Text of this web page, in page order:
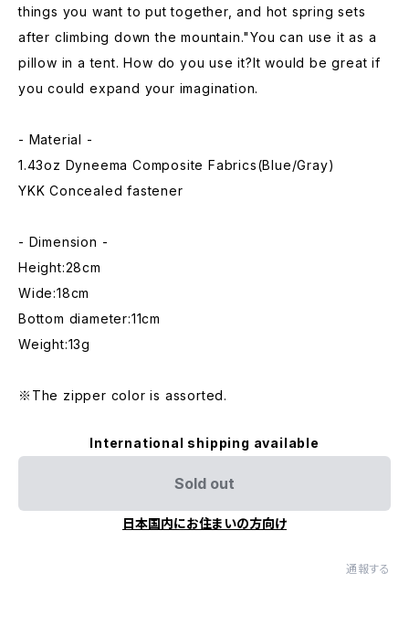
things you want to put together, and hot spring sets
after climbing down the mountain."You can use it as a
pillow in a tent. How do you use it?It would be great if
you could expand your imagination.
- Material -
1.43oz Dyneema Composite Fabrics(Blue/Gray)
YKK Concealed fastener
- Dimension -
Height:28cm
Wide:18cm
Bottom diameter:11cm
Weight:13g
※The zipper color is assorted.
International shipping available
Sold out
日本国内にお住まいの方向け
通報する